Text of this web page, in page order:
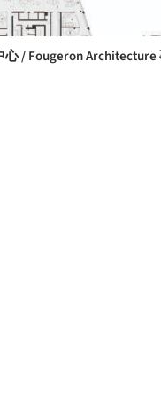
/ Fougeron Architecture